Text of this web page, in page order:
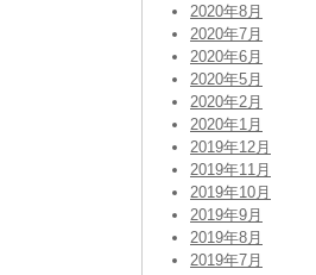
2020年8月
2020年7月
2020年6月
2020年5月
2020年2月
2020年1月
2019年12月
2019年11月
2019年10月
2019年9月
2019年8月
2019年7月